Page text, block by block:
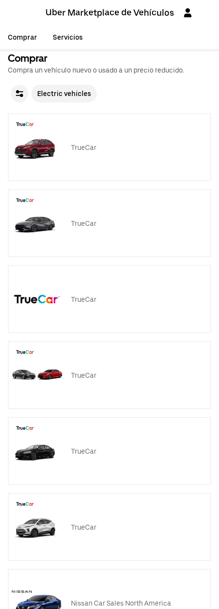
Uber Marketplace de Vehículos
Comprar Servicios
Comprar
Compra un vehículo nuevo o usado a un precio reducido.
Electric vehicles
TrueCar
TrueCar
TrueCar
TrueCar
TrueCar
TrueCar
Nissan Car Sales North America